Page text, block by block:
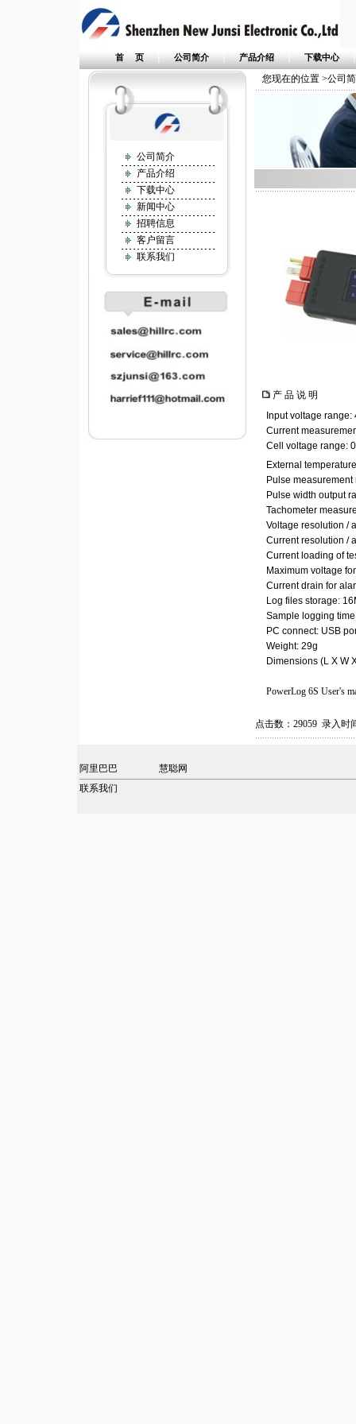
首 页 | 公司简介 | 产品介绍 | 下载中心
公司简介
产品介绍
下载中心
新闻中心
招聘信息
客户留言
联系我们
您现在的位置 >公司
产 品 说 明
Input voltage range:
Current
Cell voltage range:
External
Pulse
Pulse width output
Tachometer
Voltage resolution /
Current resolution /
Current loading of
Maximum voltage
Current drain for
Log files storage:
Sample logging
PC connect: USB
Weight: 29g
Dimensions (L X W
PowerLog 6S User's
点击数：29059 录入时
阿里巴巴
慧聪网
联系我们